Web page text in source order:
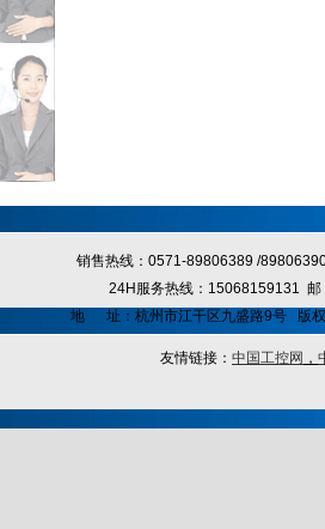
销售热线：0571-89806389 /
24H服务热线：15068159131
地 址：杭州市江干区九盛路9号 版权
友情链接： 中国工控网 ，